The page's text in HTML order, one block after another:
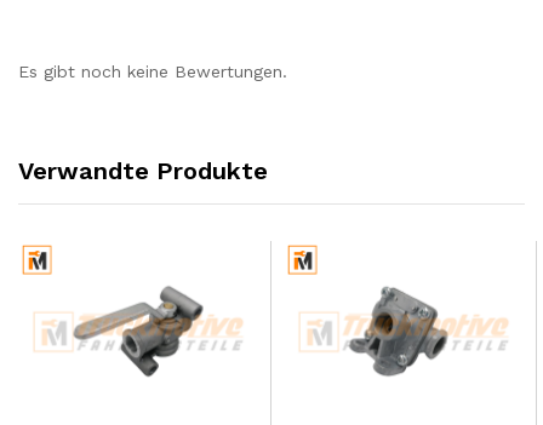
Es gibt noch keine Bewertungen.
Verwandte Produkte